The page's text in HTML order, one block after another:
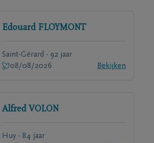
Edouard FLOYMONT
Saint-Gérard - 92 jaar
08/08/2026
Bekijken
Alfred VOLON
Huy - 84 jaar